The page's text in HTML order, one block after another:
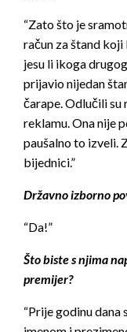
“Zato što je
račun za štand
jesu li ikoga
prijavio nijedan
čarape. Odlučili su
reklamu. Ona nije
paušalno to izveli.
bijednici.”
Državno izborno
“Da!”
Što biste s njima
premijer?
“Prije godinu dana